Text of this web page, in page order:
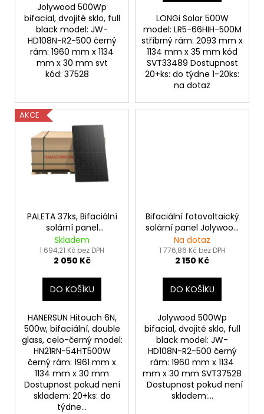
Jolywood 500Wp
bifacial, dvojité sklo, full
black model: JW-
HD108N-R2-500 černý
rám: 1960 mm x 1134
mm x 30 mm svt
kód: 37528
LONGi Solar 500W
model: LR5-66HIH-500M
stříbrný rám: 2093 mm x
1134 mm x 35 mm kód
SVT33489 Dostupnost
20+ks: do týdne 1-20ks:
na dotaz
AKCE
PALETA 37ks, Bifaciální
solární panel
HANERSUN 500Wp full
black
Skladem
1 694,21 Kč bez DPH
2 050 Kč
DO KOŠÍKU
HANERSUN Hitouch 6N,
500w, bifaciální, double
glass, celo-černý model:
HN21RN-54HT500W
černý rám: 1961 mm x
1134 mm x 30 mm
Dostupnost pokud není
skladem: 20+ks: do
týdne...
Bifaciální fotovoltaický
solární panel Jolywood
500Wp, Full black
Na dotaz
1 776,86 Kč bez DPH
2 150 Kč
DO KOŠÍKU
Jolywood 500Wp
bifacial, dvojité sklo, full
black model: JW-
HD108N-R2-500 černý
rám: 1960 mm x 1134
mm x 30 mm SVT37528
Dostupnost pokud není
skladem:...